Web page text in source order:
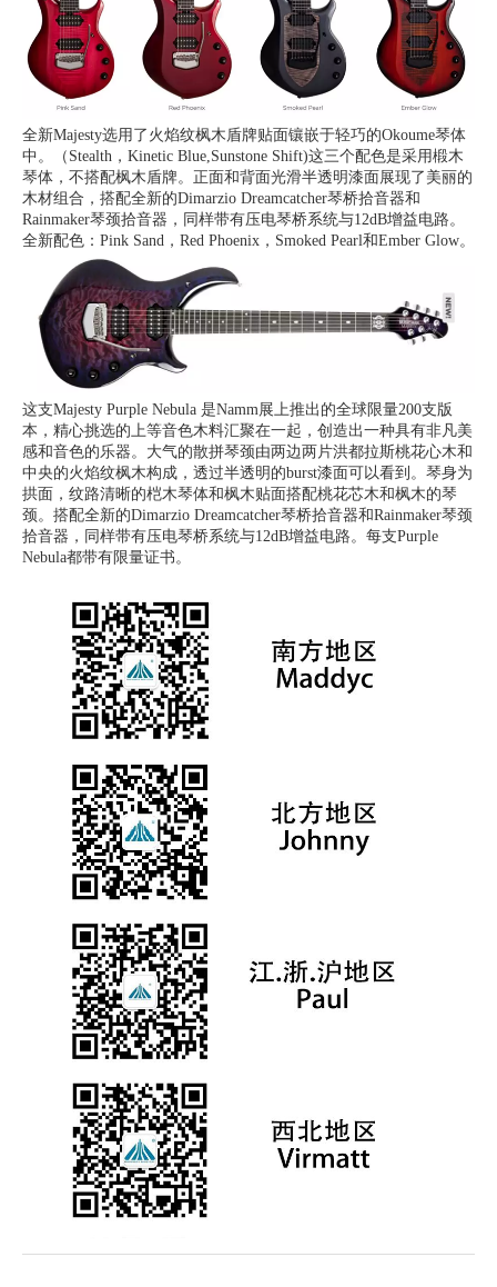
全新Majesty选用了火焰纹枫木盾牌贴面镶嵌于轻巧的Okoume琴体
中。（Stealth，Kinetic Blue,Sunstone Shift)这三个配色是采用椴木
琴体，不搭配枫木盾牌。正面和背面光滑半透明漆面展现了美丽的
木材组合，搭配全新的Dimarzio Dreamcatcher琴桥拾音器和
Rainmaker琴颈拾音器，同样带有压电琴桥系统与12dB增益电路。
全新配色：Pink Sand，Red Phoenix，Smoked Pearl和Ember Glow。
这支Majesty Purple Nebula 是Namm展上推出的全球限量200支版
本，精心挑选的上等音色木料汇聚在一起，创造出一种具有非凡美
感和音色的乐器。大气的散拼琴颈由两边两片洪都拉斯桃花心木和
中央的火焰纹枫木构成，透过半透明的burst漆面可以看到。琴身为
拱面，纹路清晰的桤木琴体和枫木贴面搭配桃花芯木和枫木的琴
颈。搭配全新的Dimarzio Dreamcatcher琴桥拾音器和Rainmaker琴颈
拾音器，同样带有压电琴桥系统与12dB增益电路。每支Purple
Nebula都带有限量证书。